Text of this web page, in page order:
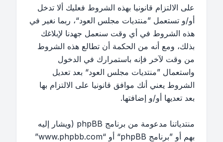
على الالتزام قانونيا بهذه الشروط فعليك ألا تدخل
أو/و تستعمل ”منتديات مجلس العود“، ربما نغير في
هذه الشروط في أي وقت سنعمل جهدنا لإبلاغك
بذلك، ومع أنه من الحكمة أن تطالع هذه الشروط
من وقت لآخر فإنه باستمرارك في الدخول
واستعمال ”منتديات مجلس العود“ بعد تعديل
الشروط يعني أنك موافق قانونيا على الالتزام بها
بعد تعديها أو/و إضافتها.
منتدياتنا مدعومة من برنامج phpBB (ويشار إليه
بهم أو ”برنامج phpBB“ أو “www.phpbb.com”